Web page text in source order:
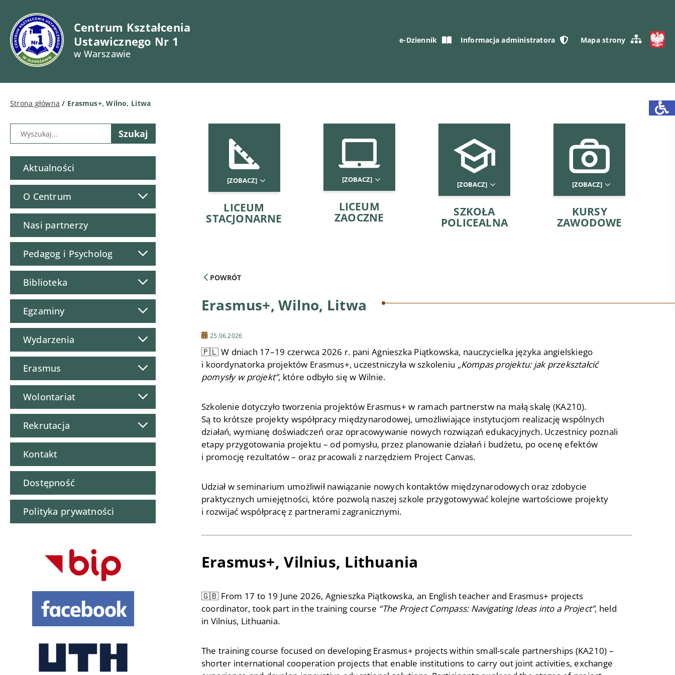
Centrum Kształcenia
Ustawicznego Nr 1
w Warszawie
e-Dziennik Informacja administratora Mapa strony
Strona główna / Erasmus+, Wilno, Litwa
Aktualności
O Centrum
Nasi partnerzy
Pedagog i Psycholog
Biblioteka
Egzaminy
Wydarzenia
Erasmus
Wolontariat
Rekrutacja
Kontakt
Dostępność
Polityka prywatności
[ZOBACZ]
LICEUM
STACJONARNE
[ZOBACZ]
LICEUM
ZAOCZNE
[ZOBACZ]
SZKOŁA
POLICEALNA
[ZOBACZ]
KURSY
ZAWODOWE
POWRÓT
Erasmus+, Wilno, Litwa
25.06.2026
🇵🇱 W dniach 17–19 czerwca 2026 r. pani Agnieszka Piątkowska, nauczycielka języka angielskiego
i koordynatorka projektów Erasmus+, uczestniczyła w szkoleniu „Kompas projektu: jak przekształcić
pomysły w projekt”, które odbyło się w Wilnie.
Szkolenie dotyczyło tworzenia projektów Erasmus+ w ramach partnerstw na małą skalę (KA210).
Są to krótsze projekty współpracy międzynarodowej, umożliwiające instytucjom realizację wspólnych
działań, wymianę doświadczeń oraz opracowywanie nowych rozwiązań edukacyjnych. Uczestnicy poznali
etapy przygotowania projektu – od pomysłu, przez planowanie działań i budżetu, po ocenę efektów
i promocję rezultatów – oraz pracowali z narzędziem Project Canvas.
Udział w seminarium umożliwił nawiązanie nowych kontaktów międzynarodowych oraz zdobycie
praktycznych umiejętności, które pozwolą naszej szkole przygotowywać kolejne wartościowe projekty
i rozwijać współpracę z partnerami zagranicznymi.
Erasmus+, Vilnius, Lithuania
🇬🇧 From 17 to 19 June 2026, Agnieszka Piątkowska, an English teacher and Erasmus+ projects
coordinator, took part in the training course “The Project Compass: Navigating Ideas into a Project”, held
in Vilnius, Lithuania.
The training course focused on developing Erasmus+ projects within small-scale partnerships (KA210) –
shorter international cooperation projects that enable institutions to carry out joint activities, exchange